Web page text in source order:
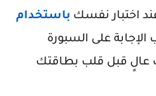
اختبار نفسك باستخدام
الإجابة على السبورة
عالٍ قبل قلب بطاقتك